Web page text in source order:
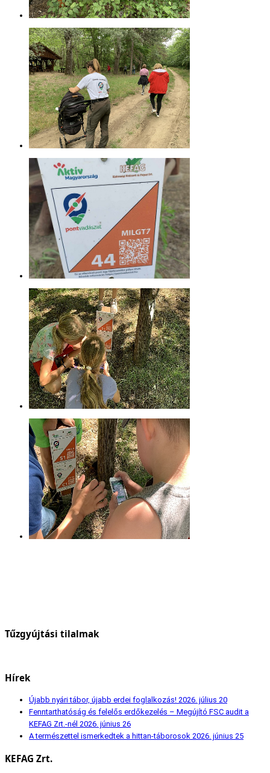
Tűzgyújtási tilalmak
Hírek
Újabb nyári tábor, újabb erdei foglalkozás! 2026. július 20
Fenntarthatóság és felelős erdőkezelés – Megújító FSC audit a
KEFAG Zrt.-nél 2026. június 26
A természettel ismerkedtek a hittan-táborosok 2026. június 25
KEFAG Zrt.